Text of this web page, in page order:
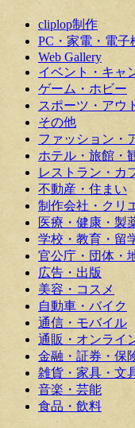
cliplop制作
PC・家電・電子
Web Gallery
イベント・キャ
ゲーム・ホビー
スポーツ・アウ
その他
ファッション・
ホテル・旅館・
レストラン・カ
不動産・住まい
制作会社・クリ
医療・健康・製
学校・教育・留
官公庁・団体・
広告・出版
美容・コスメ
自動車・バイク
通信・モバイル
通販・オンライ
金融・証券・保
雑貨・家具・文
音楽・芸能
食品・飲料